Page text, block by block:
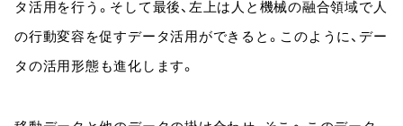
タ活用を行う。そして最後、左上は人と機械の融合領域で人
の行動変容を促すデータ活用ができると。このように、デー
タの活用形態も進化します。